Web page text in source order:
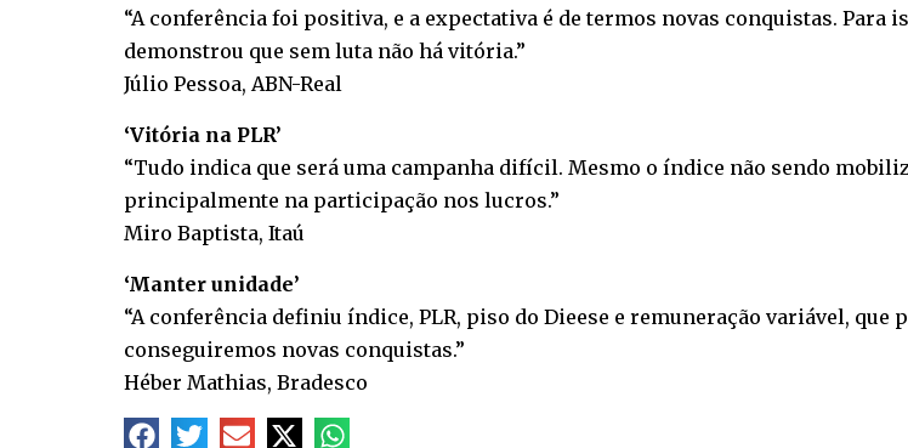
“A conferência foi positiva, e a expectativa é de termos novas conquistas.
demonstrou que sem luta não há vitória.”
Júlio Pessoa, ABN-Real
‘Vitória na PLR’
“Tudo indica que será uma campanha difícil. Mesmo o índice não sendo
principalmente na participação nos lucros.”
Miro Baptista, Itaú
‘Manter unidade’
“A conferência definiu índice, PLR, piso do Dieese e remuneração variável,
conseguiremos novas conquistas.”
Héber Mathias, Bradesco